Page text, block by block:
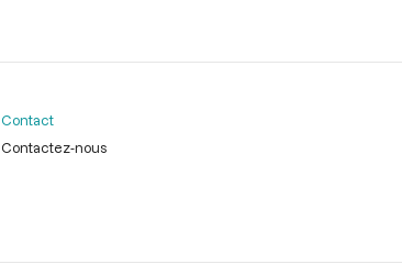
Contact
Contactez-nous